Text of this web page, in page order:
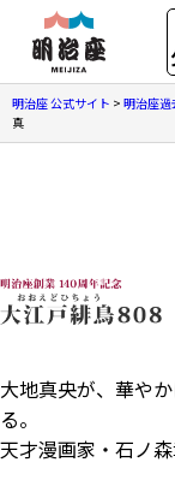
明治座 公式サイト > 明治座過
真
大地真央が、華や
る。
天才漫画家・石ノ